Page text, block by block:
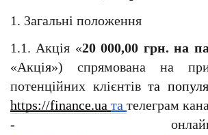
1. Загальні положення
1.1. Акція «20 000,00 грн. на
«Акція») спрямована на
потенційних клієнтів
https://finance.ua та телеграм
- онлайн-